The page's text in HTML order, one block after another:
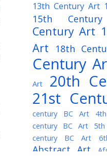
13th Century Art
15th
Century Art
Art
18th
Century
Art
20th
21st
century BC Art
century BC Art
century BC Art
Abstract Art